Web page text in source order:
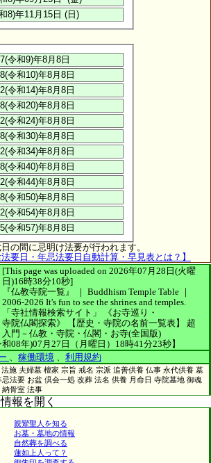
の間に忌明け法要が行われます。
要日・年忌法要日自動計算・早見表とは？】
[This page was uploaded on 2026年07月28日(火曜
日)16時38分10秒]
『仏教寺院一覧』 ｜ Buddhism Temple Table ｜
2006-2026 It's fun to see the shrines and temples.
「寺社情報検索サイト」
《お寺巡り・
寺院仏閣探索》
【歴史・寺院の名前一覧表】
超
入門－仏教・寺院・仏閣・お寺(全国版)
08年)07月27日（月曜日）18時41分23秒】
、 稼働環境 、 利用規約
法施 夫婦墓 檀家 宗旨 戒名 宗派 追善供養 仏事 永代供養 墓
法要 お盆 倶会一処 改葬 法名 供養 月命日 寺院墓地 御魂
納骨室 法事
報を開く
親鸞聖人を知る
お墓・墓地の情報
自然葬を調べる
蓮如上人って？